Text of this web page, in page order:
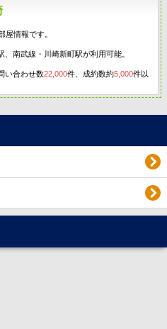
屋情報です。
南武線・川崎新町駅が利用可能。
い合わせ数22,000件、成約数約5,000件以